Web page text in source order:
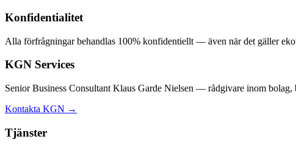
Konfidentialitet
Alla förfrågningar behandlas 100% konfidentiellt — även när det gäller
KGN Services
Senior Business Consultant Klaus Garde Nielsen — rådgivare inom
Kontakta KGN →
Tjänster